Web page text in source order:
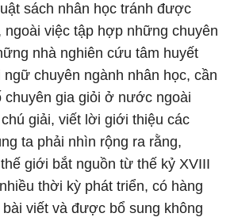
sách nhân học tránh được
ngoài việc tập hợp những chuyên
nhà nghiên cứu tâm huyết
chuyên ngành nhân học, cần
chuyên gia giỏi ở nước ngoài
giải, viết lời giới thiệu các
ta phải nhìn rộng ra rằng,
giới bắt nguồn từ thế kỷ XVIII
thời kỳ phát triển, có hàng
viết và được bổ sung không